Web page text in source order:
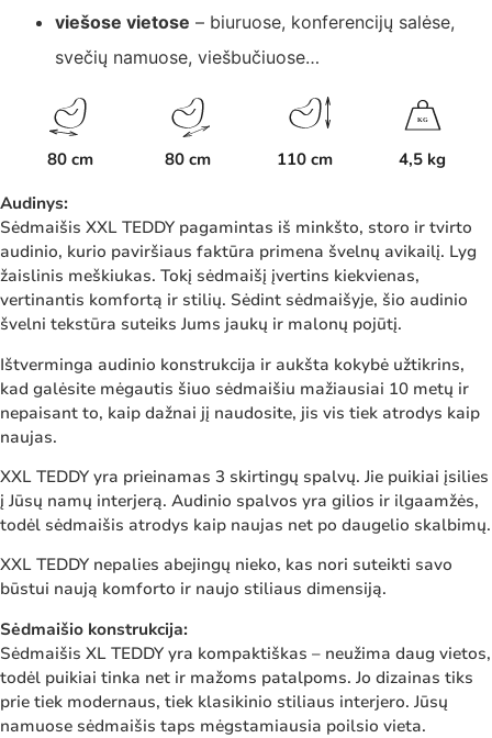
viešose vietose – biuruose, konferencijų salėse,
svečių namuose, viešbučiuose…
80 cm 80 cm 110 cm
KG
4,5 kg
Audinys:
Sėdmaišis XXL TEDDY pagamintas iš minkšto, storo ir tvirto
audinio, kurio paviršiaus faktūra primena švelnų avikailį. Lyg
žaislinis meškiukas. Tokį sėdmaišį įvertins kiekvienas,
vertinantis komfortą ir stilių. Sėdint sėdmaišyje, šio audinio
švelni tekstūra suteiks Jums jaukų ir malonų pojūtį.
Ištverminga audinio konstrukcija ir aukšta kokybė užtikrins,
kad galėsite mėgautis šiuo sėdmaišiu mažiausiai 10 metų ir
nepaisant to, kaip dažnai jį naudosite, jis vis tiek atrodys kaip
naujas.
XXL TEDDY yra prieinamas 3 skirtingų spalvų. Jie puikiai įsilies
į Jūsų namų interjerą. Audinio spalvos yra gilios ir ilgaamžės,
todėl sėdmaišis atrodys kaip naujas net po daugelio skalbimų.
XXL TEDDY nepalies abejingų nieko, kas nori suteikti savo
būstui naują komforto ir naujo stiliaus dimensiją.
Sėdmaišio konstrukcija:
Sėdmaišis XL TEDDY yra kompaktiškas – neužima daug vietos,
todėl puikiai tinka net ir mažoms patalpoms. Jo dizainas tiks
prie tiek modernaus, tiek klasikinio stiliaus interjero. Jūsų
namuose sėdmaišis taps mėgstamiausia poilsio vieta.